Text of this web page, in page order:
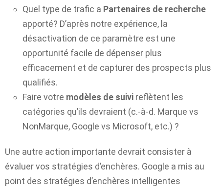
Quel type de trafic a Partenaires de recherche
apporté? D’après notre expérience, la
désactivation de ce paramètre est une
opportunité facile de dépenser plus
efficacement et de capturer des prospects plus
qualifiés.
Faire votre modèles de suivi reflètent les
catégories qu’ils devraient (c.-à-d. Marque vs
NonMarque, Google vs Microsoft, etc.) ?
Une autre action importante devrait consister à
évaluer vos stratégies d’enchères. Google a mis au
point des stratégies d’enchères intelligentes